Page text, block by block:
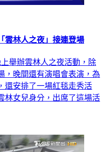
林人之夜」接連登場
舉辦雲林人之夜活動，除
，晚間還有演唱會表演，為
還安排了一場紅毯走秀活
林女兒身分，出席了這場活